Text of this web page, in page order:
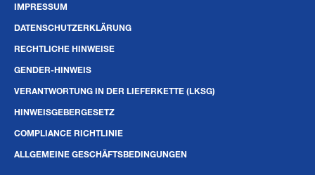
IMPRESSUM
DATENSCHUTZERKLÄRUNG
RECHTLICHE HINWEISE
GENDER-HINWEIS
VERANTWORTUNG IN DER LIEFERKETTE (LKSG)
HINWEISGEBERGESETZ
COMPLIANCE RICHTLINIE
ALLGEMEINE GESCHÄFTSBEDINGUNGEN